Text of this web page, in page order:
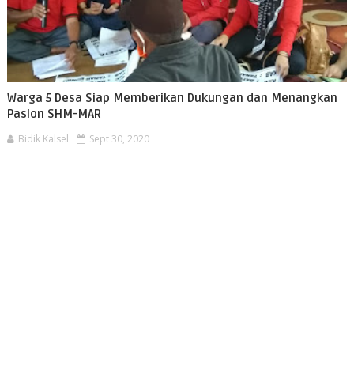
Warga 5 Desa Siap Memberikan Dukungan dan Menangkan
Paslon SHM-MAR
Bidik Kalsel Sept 30, 2020